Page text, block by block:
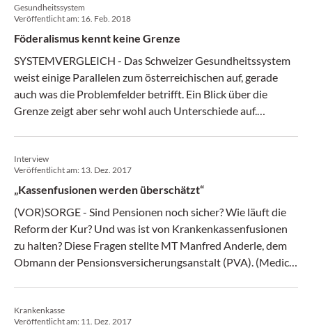
Gesundheitssystem
Veröffentlicht am: 16. Feb. 2018
Föderalismus kennt keine Grenze
SYSTEMVERGLEICH - Das Schweizer Gesundheitssystem
weist einige Parallelen zum österreichischen auf, gerade
auch was die Problemfelder betrifft. Ein Blick über die
Grenze zeigt aber sehr wohl auch Unterschiede auf.
Interview
Veröffentlicht am: 13. Dez. 2017
„Kassenfusionen werden überschätzt“
(VOR)SORGE - Sind Pensionen noch sicher? Wie läuft die
Reform der Kur? Und was ist von Krankenkassenfusionen
zu halten? Diese Fragen stellte MT Manfred Anderle, dem
Obmann der Pensionsversicherungsanstalt (PVA). (Medical
Krankenkasse
Veröffentlicht am: 11. Dez. 2017